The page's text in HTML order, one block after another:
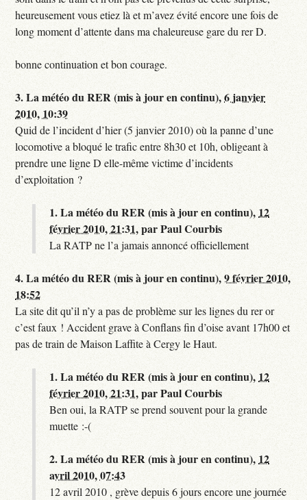
heureusement vous etiez là et m’avez évité encore une fois de
long moment d’attente dans ma chaleureuse gare du rer D.
bonne continuation et bon courage.
3.La météo du RER (mis à jour en continu),6 janvier
2010, 10:39
Quid de l’incident d’hier (5 janvier 2010) où la panne d’une
locomotive a bloqué le trafic entre 8h30 et 10h, obligeant à
prendre une ligne D elle-même victime d’incidents
d’exploitation ?
1.La météo du RER (mis à jour en continu), 12
février 2010, 21:31,parPaul Courbis
La RATP ne l’a jamais annoncé officiellement
4.La météo du RER (mis à jour en continu),9 février 2010,
18:52
La site dit qu’il n’y a pas de problème sur les lignes du rer or
c’est faux ! Accident grave à Conflans fin d’oise avant 17h00 et
pas de train de Maison Laffite à Cergy le Haut.
1.La météo du RER (mis à jour en continu), 12
février 2010, 21:31,parPaul Courbis
Ben oui, la RATP se prend souvent pour la grande
muette :-(
2.La météo du RER (mis à jour en continu), 12
avril 2010, 07:43
12 avril 2010 , grève depuis 6 jours encore une journée